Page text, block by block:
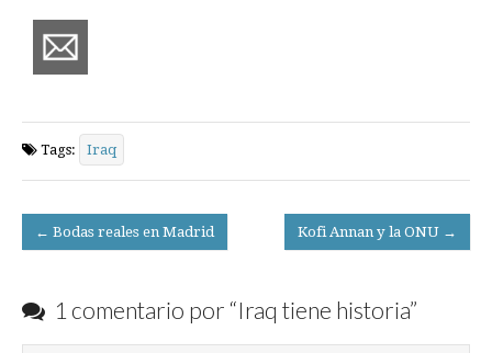
Tags: Iraq
Post
navigation
← Bodas reales en Madrid Kofi Annan y la ONU →
1 comentario por “Iraq tiene historia”